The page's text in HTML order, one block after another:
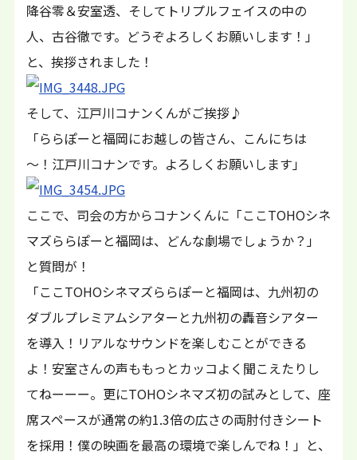
降谷零＆安室透、そしてトリプルフェイスの中の
人、古谷徹です。どうぞよろしくお願いします！」
と、挨拶されました！
そして、江戸川コナンくんがご挨拶♪
「ららぽーと福岡にお越しの皆さん、こんにちは
～！江戸川コナンです。よろしくお願いします」
ここで、司会の方からコナンくんに「ここTOHOシネ
マズららぽーと福岡は、どんな劇場でしょうか？」
と質問が！
「ここTOHOシネマズららぽーと福岡は、九州初の
ダブルプレミアムシアターと九州初の轟音シアター
を導入！リアルなサウンドを楽しむことができる
よ！安室さんの声ももっとカッコよく聞こえたりし
てねーーー。更にTOHOシネマズ初の試みとして、座
席スペースが通常の約1.3倍の広さの両肘付きシート
を採用！僕の映画を最高の環境で楽しんでね！」と、